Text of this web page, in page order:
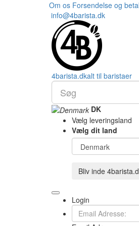
Om os Forsendelse og
info@4barista.dk
4barista.dkalt til baristaer
DK
Vælg leveringsland
Vælg dit land
Bliv inde
Login